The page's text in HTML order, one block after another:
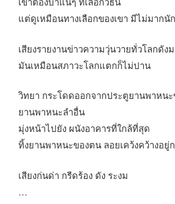
แต่ดูเหมือนทางเลือกของเขา มีไม่มากนัก
เสียงรายงานข่าวความวุ่นวายทั่วโลกดัง
มันเหมือนสภาวะโลกแตกก็ไม่ปาน
วิทยา กระโดดออกจากประตูยานพาหน
ยานพาหนะลำอื่น
มุ่งหน้าไปยัง ผนังอาคารที่ใกล้ที่สุด
ทิ้งยานพาหนะของตน ลอยเคว้งคว้างอยู่
เสียงก่นด่า กรีดร้อง ดัง ระงม
…